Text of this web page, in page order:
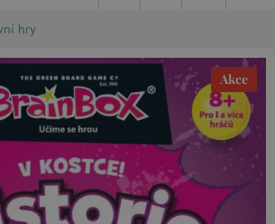
hry
Akce